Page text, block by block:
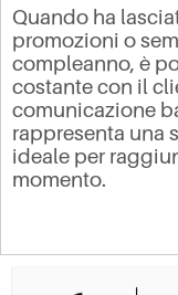
Quando ha
promozioni o
compleanno, è
costante con il
comunicazione
rappresenta una
ideale per
momento.